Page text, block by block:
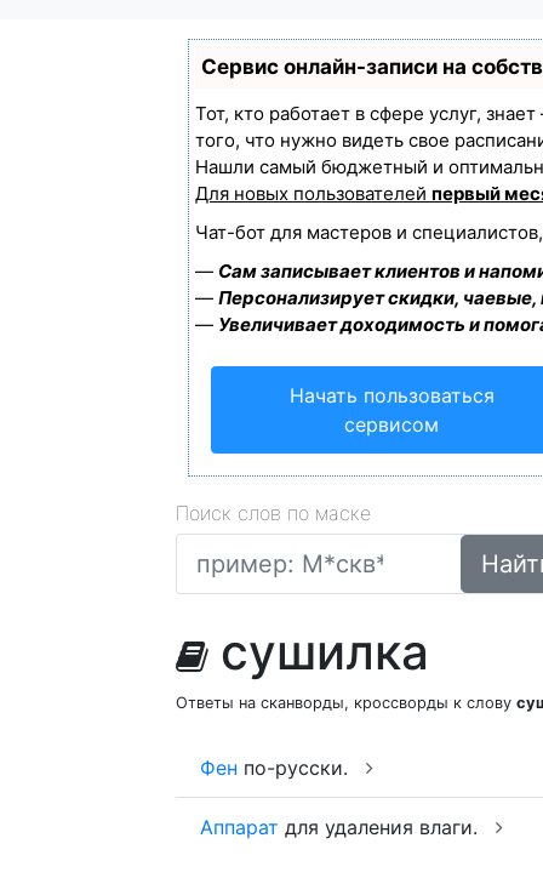
Сервис онлайн-записи на
Тот, кто работает в сфере услуг,
того, что нужно видеть свое
Нашли самый бюджетный и
Для новых пользователей первый
Чат-бот для мастеров и
— Сам записывает клиентов и
— Персонализирует скидки,
— Увеличивает доходимость и
Начать пользоваться
сервисом
Поиск слов по маске
сушилка
Ответы на сканворды, кроссворды к слову
Фен по-русски.
Аппарат для удаления влаги.